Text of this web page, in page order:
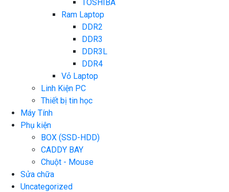
TOSHIBA
Ram Laptop
DDR2
DDR3
DDR3L
DDR4
Vỏ Laptop
Linh Kiện PC
Thiết bị tin học
Máy Tính
Phụ kiện
BOX (SSD-HDD)
CADDY BAY
Chuột - Mouse
Sửa chữa
Uncategorized